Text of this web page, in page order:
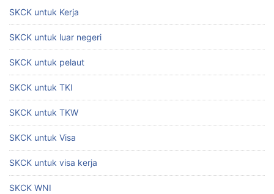
SKCK untuk Kerja
SKCK untuk luar negeri
SKCK untuk pelaut
SKCK untuk TKI
SKCK untuk TKW
SKCK untuk Visa
SKCK untuk visa kerja
SKCK WNI